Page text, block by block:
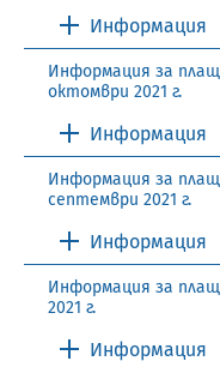
Информация
Информация за
октомври 2021 г.
Информация
Информация за
септември 2021 г.
Информация
Информация за
2021 г.
Информация